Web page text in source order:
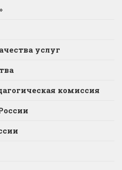
услуг
комиссия